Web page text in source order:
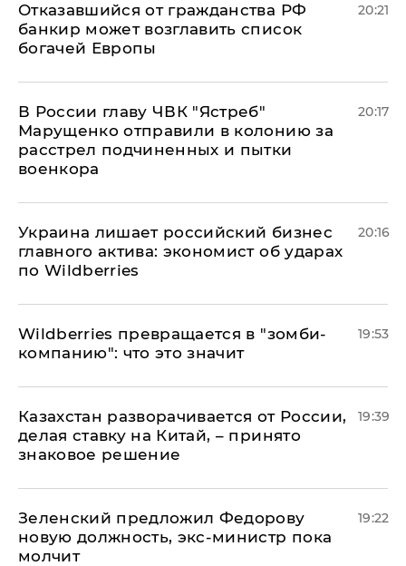
Отказавшийся от гражданства РФ
банкир может возглавить список
богачей Европы
20:21
В России главу ЧВК "Ястреб"
Марущенко отправили в колонию за
расстрел подчиненных и пытки
военкора
20:17
​Украина лишает российский бизнес
главного актива: экономист об ударах
по Wildberries
20:16
Wildberries превращается в "зомби-
компанию": что это значит
19:53
Казахстан разворачивается от России,
делая ставку на Китай, – принято
знаковое решение
19:39
Зеленский предложил Федорову
новую должность, экс-министр пока
молчит
19:22